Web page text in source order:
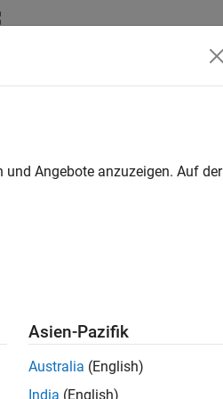
Abständen zwischen
Angebote anzuzeigen. Auf der
Asien-Pazifik
Australia (English)
India (English)